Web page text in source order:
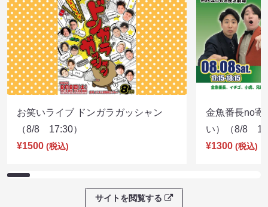
お笑いライブ ドンガラガッシャン
（8/8 17:30）
¥1500 (税込)
金魚番長no寄
い）（8/8
¥1300 (税込)
サイトを閲覧する